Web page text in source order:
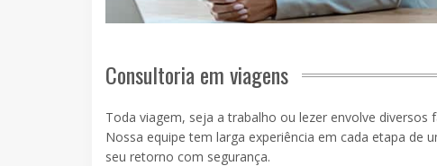
Consultoria em viagens
Toda viagem, seja a trabalho ou lezer envolve
Nossa equipe tem larga experiência em cada etapa
seu retorno com segurança.